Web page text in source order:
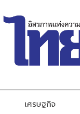
เศรษฐกิจ